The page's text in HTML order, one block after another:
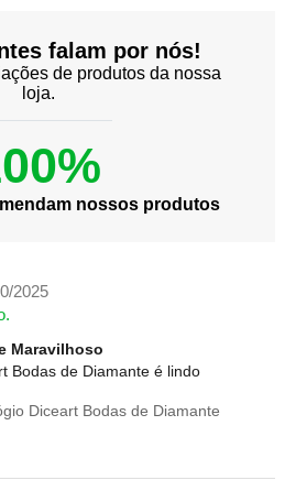
falam por nós!
de produtos da nossa
loja.
nossos produtos
2025
Maravilhoso
Bodas de Diamante é lindo
Diceart Bodas de Diamante